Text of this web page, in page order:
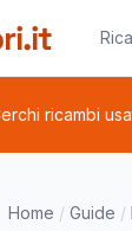
ricambi
Home / Guide /